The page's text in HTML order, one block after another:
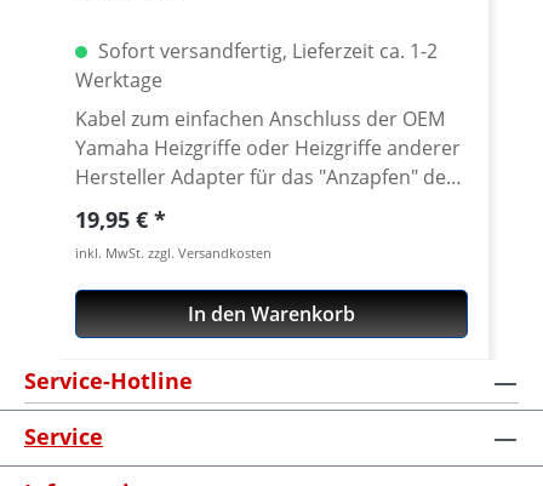
Sofort versandfertig, Lieferzeit ca. 1-2
Werktage
Kabel zum einfachen Anschluss der OEM
Yamaha Heizgriffe oder Heizgriffe anderer
Hersteller Adapter für das "Anzapfen" der
OEM Stromausgänge unter linken und
rechten Verkleidung der Tenere 700. Ideal
um z.B. Heizgriffe anzuschließen.
Ausgangsseitig mit wasserdichtem AMPS
Stecker. Passend für alle: Yamaha Tenere
Edition 2023 - 2024 Yamaha Tenere 700
World Raid 2022 - 2024 Yamaha Tenere
700 World Rally 2023 - 2024 Yamaha
Tenere 700 Explore 2023 - 2024 Yamaha
Regulärer Preis:
19,95 €
inkl. MwSt. zzgl. Versandkosten
In den Warenkorb
Service-Hotline
Service